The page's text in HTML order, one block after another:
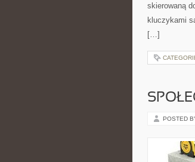
skierowaną
kluczykami
[…]
POSTED